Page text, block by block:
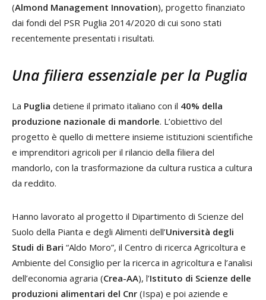
(Almond Management Innovation), progetto finanziato
dai fondi del PSR Puglia 2014/2020 di cui sono stati
recentemente presentati i risultati.
Una filiera essenziale per la Puglia
La Puglia detiene il primato italiano con il 40% della
produzione nazionale di mandorle. L’obiettivo del
progetto è quello di mettere insieme istituzioni scientifiche
e imprenditori agricoli per il rilancio della filiera del
mandorlo, con la trasformazione da cultura rustica a cultura
da reddito.
Hanno lavorato al progetto il Dipartimento di Scienze del
Suolo della Pianta e degli Alimenti dell’Università degli
Studi di Bari “Aldo Moro”, il Centro di ricerca Agricoltura e
Ambiente del Consiglio per la ricerca in agricoltura e l’analisi
dell’economia agraria (Crea-AA), l’Istituto di Scienze delle
produzioni alimentari del Cnr (Ispa) e poi aziende e